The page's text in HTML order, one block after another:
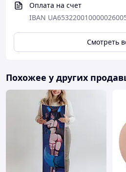
Оплата на счет
IBAN
Смотреть
Похожее у других